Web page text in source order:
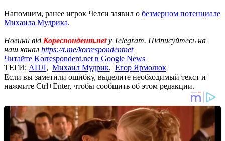
Напомним, ранее игрок Челси заявил о безмерном потенциале
Михаила Мудрика.
Новини від Кореспондент.netу Telegram. Підписуйтесь на
наш канал https://t.me/korrespondentnet
Читайте Korrespondent.net в Google News
ТЕГИ: АПЛ, Михаил Мудрик, Егор Ярмолюк
Если вы заметили ошибку, выделите необходимый текст и
нажмите Ctrl+Enter, чтобы сообщить об этом редакции.